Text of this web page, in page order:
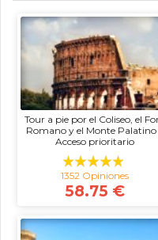
Tour a pie por el Coliseo, el
Romano y el Monte Palatino
Acceso prioritario
1352 Opiniones
58.75 €